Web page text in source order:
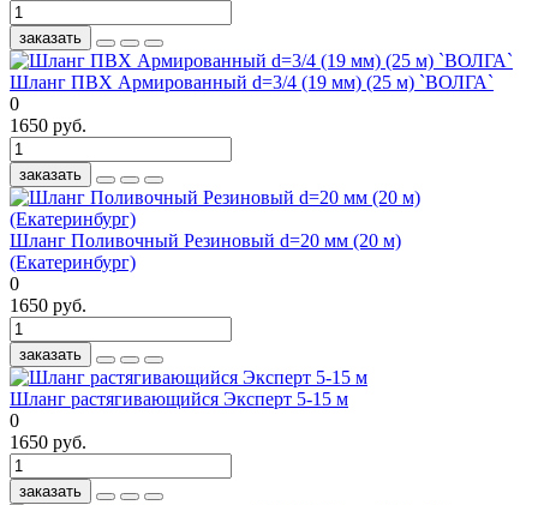
заказать
Шланг ПВХ Армированный d=3/4 (19 мм) (25 м) `ВОЛГА`
0
1650 руб.
заказать
Шланг Поливочный Резиновый d=20 мм (20 м)
(Екатеринбург)
0
1650 руб.
заказать
Шланг растягивающийся Эксперт 5-15 м
0
1650 руб.
заказать